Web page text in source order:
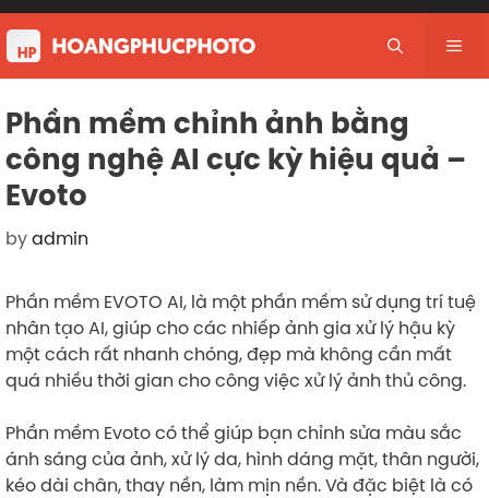
Skip
to
content
Phần mềm chỉnh ảnh bằng
công nghệ AI cực kỳ hiệu quả –
Evoto
byadmin
Phần mềm EVOTO AI, là một phần mềm sử dụng trí tuệ
nhân tạo AI, giúp cho các nhiếp ảnh gia xử lý hậu kỳ
một cách rất nhanh chóng, đẹp mà không cần mất
quá nhiều thời gian cho công việc xử lý ảnh thủ công.
Phần mềm Evoto có thể giúp bạn chỉnh sửa màu sắc
ánh sáng của ảnh, xử lý da, hình dáng mặt, thân người,
kéo dài chân, thay nền, làm mịn nền. Và đặc biệt là có